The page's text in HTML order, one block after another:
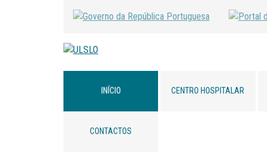
INÍCIO CENTRO HOSPITALAR
CONTACTOS